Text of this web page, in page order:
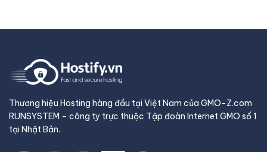
Thương hiệu Hosting hàng đầu tại Việt Nam của GMO-Z.com
RUNSYSTEM – công ty trực thuộc Tập đoàn Internet GMO số 1
tại Nhật Bản.